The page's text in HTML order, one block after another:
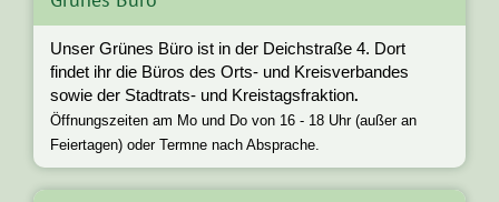
Unser Grünes Büro ist in der Deichstraße 4. Dort
findet ihr die Büros des Orts- und Kreisverbandes
sowie der Stadtrats- und Kreistagsfraktion.
Öffnungszeiten am Mo und Do von 16 - 18 Uhr (außer an
Feiertagen) oder Termne nach Absprache.